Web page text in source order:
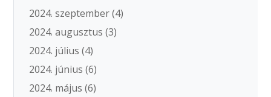
2024. szeptember(4)
2024. augusztus (3)
2024. július (4)
2024. június (6)
2024. május (6)